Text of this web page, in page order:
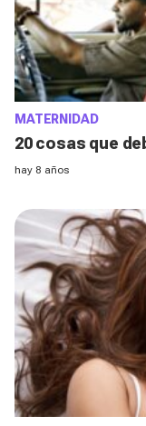
MATERNIDAD
20 cosas que
hay 8 años